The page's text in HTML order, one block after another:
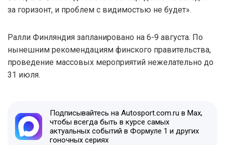
за горизонт, и проблем с видимостью не будет».
Ралли Финляндия запланировано на 6-9 августа. По
нынешним рекомендациям финского правительства,
проведение массовых мероприятий нежелательно до
31 июля.
Подписывайтесь на Autosport.com.ru в Max,
чтобы всегда быть в курсе самых
актуальных событий в Формуле 1 и других
гоночных сериях